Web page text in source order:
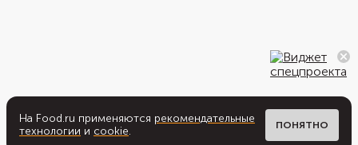
На Food.ru применяются рекомендательные
технологии и cookie. ПОНЯТНО